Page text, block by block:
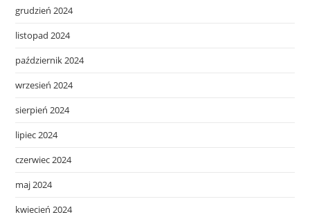
grudzień 2024
listopad 2024
październik 2024
wrzesień 2024
sierpień 2024
lipiec 2024
czerwiec 2024
maj 2024
kwiecień 2024